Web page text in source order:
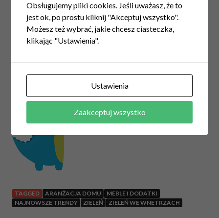
Każdy jego odcień sprawia, że wnętrze wydaje się świeże,
zadbane, ciekawe.
Wykorzystaj nasze pomysły na
zielone wnętrze, sprawdź meble i dodatki ze
Autor:#Smok Cięty
TAGGED ARANŻACJA DOMU
MEBLE I DODATKI
NAJNOWSZE TRENDY
ZIELEŃ ZIELEŃ WE WNETRZACH
Obsługujemy pliki cookies. Jeśli uważasz, że to
jest ok, po prostu kliknij "Akceptuj wszystko".
Możesz też wybrać, jakie chcesz ciasteczka,
klikając "Ustawienia".
Ustawienia
Zaakceptuj wszystko